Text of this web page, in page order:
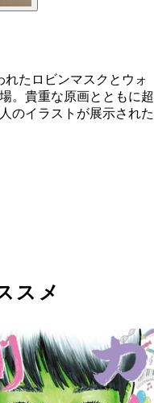
のマキバオーＷ』を連
肉マン』の超人たち。
かれたコメントでは「
す」とのこと(笑)
連載中の『テラフォー
の作品。ついにこのコ
・橘賢一／集英社
載中の『火ノ丸相撲』
！
たロビンマスクとウォ
。貴重な原画とともに超
のイラストが展示された
スメ